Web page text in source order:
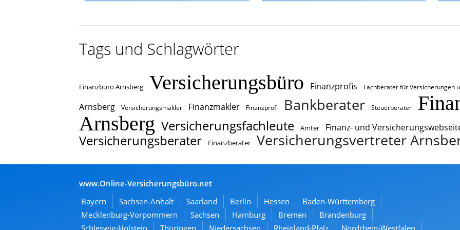
Tags und Schlagwörter
Finanzbüro Arnsberg Versicherungsbüro Finanzprofis Fachberater für Versicherungen
Arnsberg
Versicherungsmakler Finanzmakler Finanzprofi Bankberater Steuerberater
Arnsberg Versicherungsfachleute Ämter Finanz- und
Versicherungsberater Finanzberater Versicherungsvertreter
www.Online-Versicherungsbüro.net
Bayern
Sachsen-Anhalt Saarland Berlin Hessen
Baden-Württemberg
Mecklenburg-Vorpommern
Sachsen Hamburg Bremen
Brandenburg
Schleswig-Holstein
Thüringen Niedersachsen Rheinland-Pfalz Nordrhein-Westfalen